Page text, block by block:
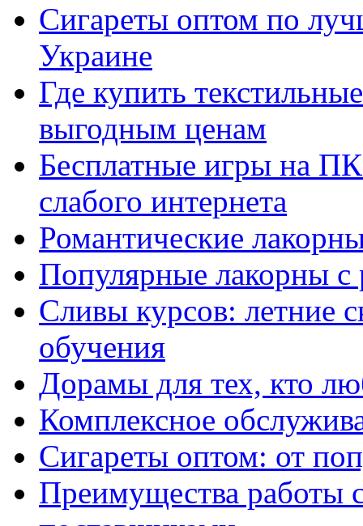
Сигареты оптом по
Украине
Где купить
выгодным ценам
Бесплатные игры на
слабого интернета
Романтические
Популярные лакорны с
Сливы курсов: летние
обучения
Дорамы для тех, кто
Комплексное
Сигареты оптом: от
Преимущества работы